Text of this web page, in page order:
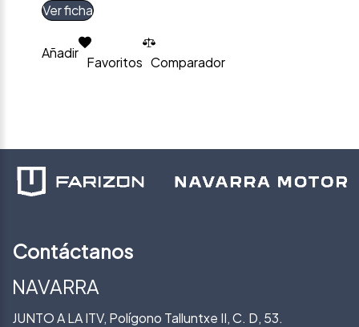
Ver ficha
Añadir
Favoritos Comparador
Contáctanos
NAVARRA
JUNTO A LA ITV, Polígono Talluntxe II, C. D, 53.